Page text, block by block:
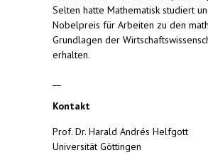
Selten hatte Mathematisk studiert
Nobelpreis für Arbeiten zu den
Grundlagen der
erhalten.
Kontakt
Prof. Dr. Harald Andrés Helfgott
Universität Göttingen